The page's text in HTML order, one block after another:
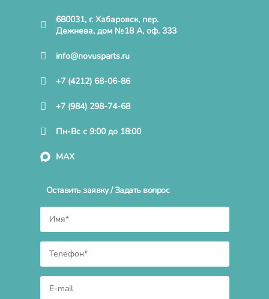
680031, г. Хабаровск, пер.
Дежнева, дом №18 А, оф. 333
info@novusparts.ru
+7 (4212) 68-06-86
+7 (984) 298-74-68
Пн-Вс с 9:00 до 18:00
MAX
Оставить заявку / Задать вопрос